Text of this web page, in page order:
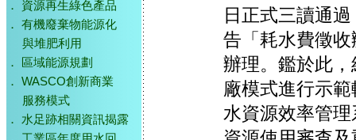
．
資源再生綠色產品
．
有機廢棄物能源化
與堆肥利用
．
區域能源規劃
．
WASCO創新商業
服務模式
．
水足跡相關資訊揭露
日正式三讀通
告「耗水費徵
辦理。鑑於此
廠模式進行示
水資源效率管